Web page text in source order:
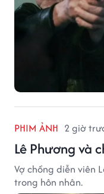
PHIM ẢNH 2 giờ
Lê Phương và
Vợ chồng diễn viên
trong hôn nhân.